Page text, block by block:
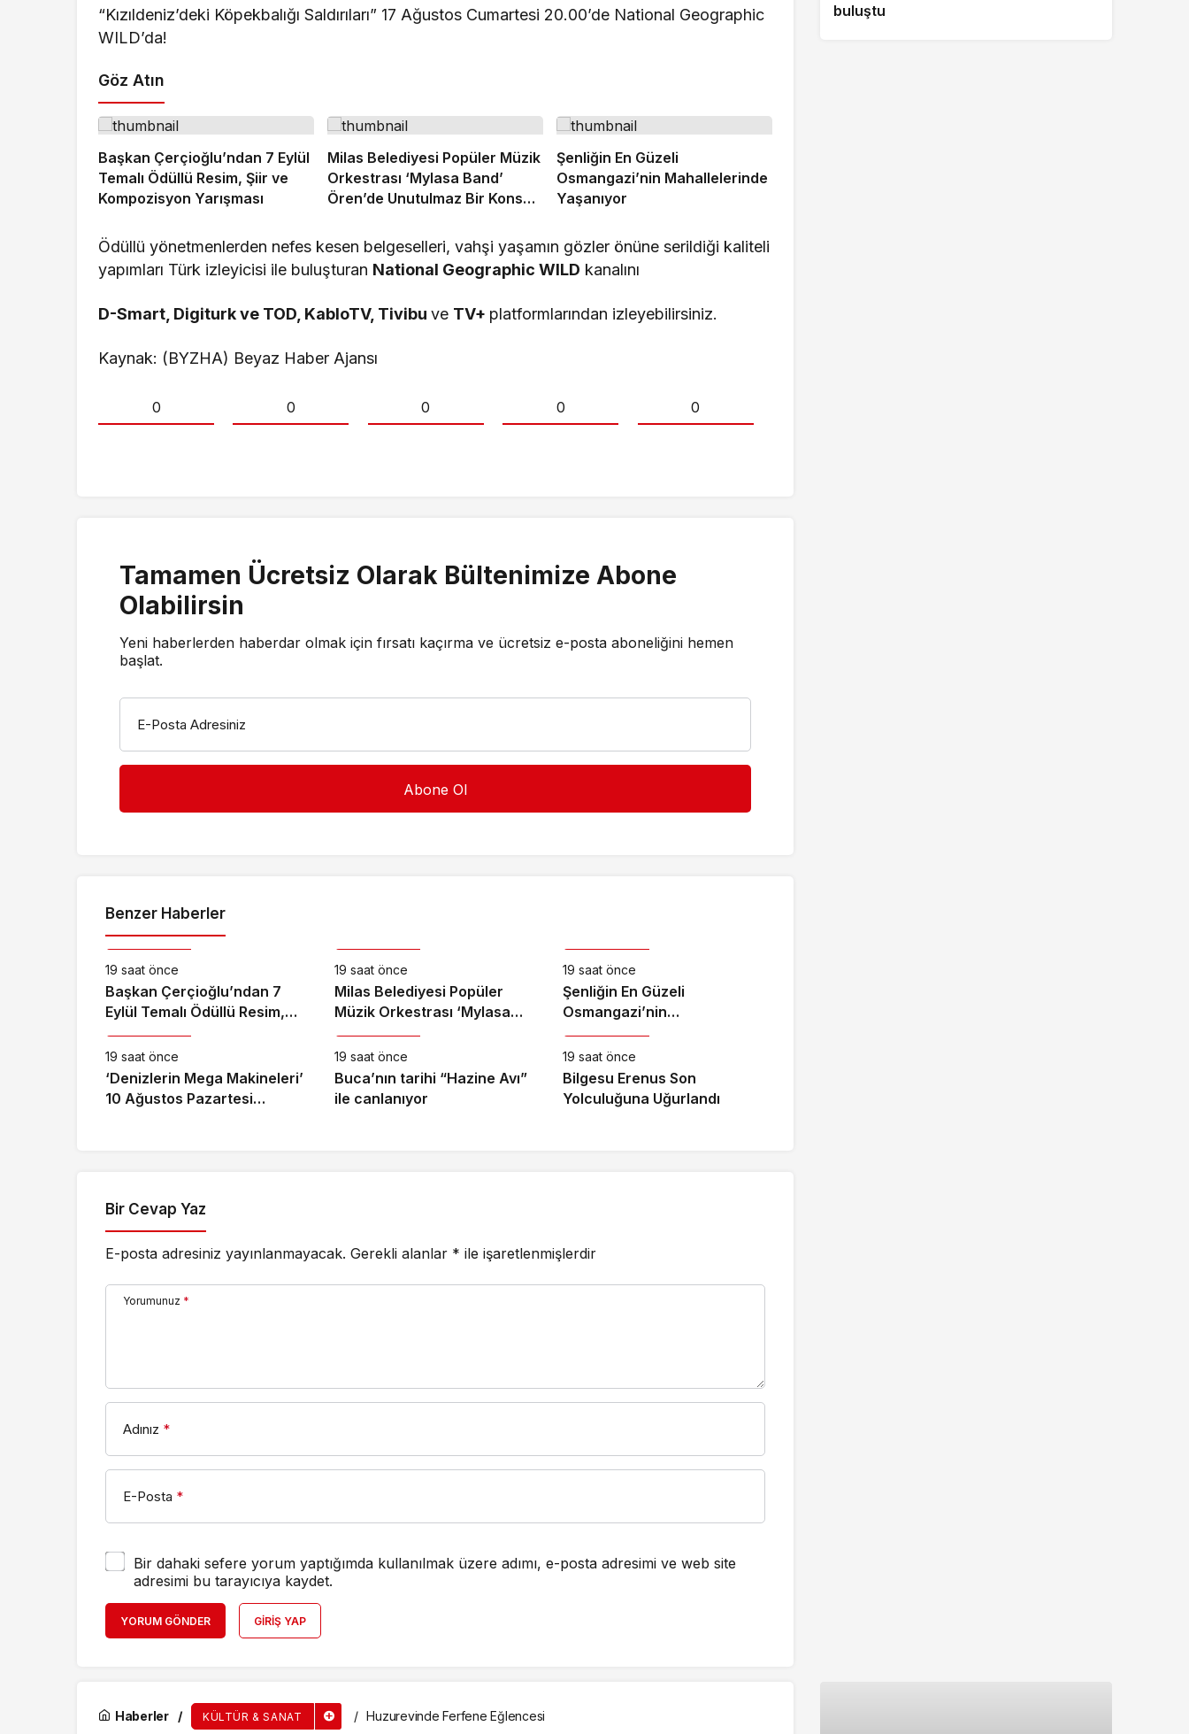
“Kızıldeniz’deki Köpekbalığı Saldırıları” 17 Ağustos Cumartesi 20.00’de National Geographic
WILD’da!
Göz Atın
Başkan Çerçioğlu’ndan 7 Eylül
Temalı Ödüllü Resim, Şiir ve
Kompozisyon Yarışması
Milas Belediyesi Popüler Müzik
Orkestrası ‘Mylasa Band’
Ören’de Unutulmaz Bir Konser
Şenliğin En Güzeli
Osmangazi’nin Mahallelerinde
Yaşanıyor
Ödüllü yönetmenlerden nefes kesen belgeselleri, vahşi yaşamın gözler önüne serildiği kaliteli
yapımları Türk izleyicisi ile buluşturan National Geographic WILD kanalını
D-Smart, Digiturk ve TOD, KabloTV, Tivibuve TV+ platformlarından izleyebilirsiniz.
Kaynak: (BYZHA) Beyaz Haber Ajansı
0 0 0 0 0
Tamamen Ücretsiz Olarak Bültenimize Abone
Olabilirsin
Yeni haberlerden haberdar olmak için fırsatı kaçırma ve ücretsiz e-posta aboneliğini hemen
başlat.
E-Posta Adresiniz
Benzer Haberler
Kültür & Sanat
19 saat önce
Başkan Çerçioğlu’ndan 7
Eylül Temalı Ödüllü Resim,
Şiir ve Kompozisyon
Yarışması
19 saat önce
Milas Belediyesi Popüler
Müzik Orkestrası ‘Mylasa
Band’ Ören’de Unutulmaz Bir
Konser Verdi
19 saat önce
Şenliğin En Güzeli
Osmangazi’nin
Mahallelerinde Yaşanıyor
19 saat önce
‘Denizlerin Mega Makineleri’
10 Ağustos Pazartesi
19 saat önce
Buca’nın tarihi “Hazine Avı”
ile canlanıyor
19 saat önce
Bilgesu Erenus Son
Yolculuğuna Uğurlandı
Bir Cevap Yaz
E-posta adresiniz yayınlanmayacak. Gerekli alanlar * ile işaretlenmişlerdir
Yorumunuz *
Adınız *
E-Posta *
Bir dahaki sefere yorum yaptığımda kullanılmak üzere adımı, e-posta adresimi ve web site
adresimi bu tarayıcıya kaydet.
YORUM GÖNDER GIRIŞ YAP
buluştu
Haberler KÜLTÜR & SANAT Huzurevinde Ferfene Eğlencesi